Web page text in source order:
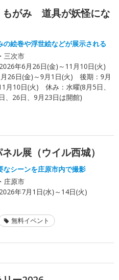
もがみ 道具が妖怪にな
の絵巻や浮世絵などが展示される
三次市
2026年6月26日(金)～11月10日(火)
26日(金)～9月1日(火) 後期：9月
月10日(火) 休み：水曜(8月5日、
、26日、9月23日は開館)
ル展（ウイル西城）
なシーンを庄原市内で撮影
庄原市
2026年7月1日(水)～14日(火)
無料イベント